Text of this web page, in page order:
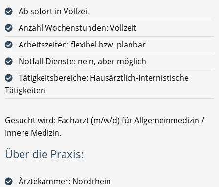
Ab sofort in Vollzeit
Anzahl Wochenstunden: Vollzeit
Arbeitszeiten: flexibel bzw. planbar
Notfall-Dienste: nein, aber möglich
Tätigkeitsbereiche: Hausärztlich-Internistische
Tätigkeiten
Gesucht wird: Facharzt (m/w/d) für Allgemeinmedizin /
Innere Medizin.
Über die Praxis:
Ärztekammer: Nordrhein